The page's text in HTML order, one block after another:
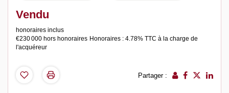
Vendu
honoraires inclus
€230 000 hors honoraires Honoraires : 4.78% TTC à la charge de
l'acquéreur
Partager :